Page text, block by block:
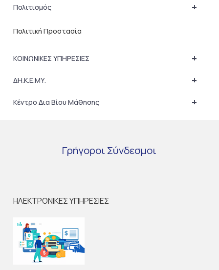
+
Πολιτισμός
Πολιτική Προστασία
+
ΚΟΙΝΩΝΙΚΕΣ ΥΠΗΡΕΣΙΕΣ
+
ΔΗ.Κ.Ε.ΜΥ.
+
Κέντρο Δια Βίου Μάθησης
Γρήγοροι Σύνδεσμοι
ΗΛΕΚΤΡΟΝΙΚΕΣ ΥΠΗΡΕΣΙΕΣ